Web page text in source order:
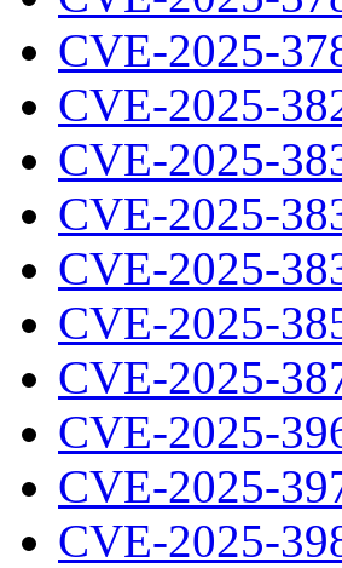
CVE-2025-
CVE-2025-
CVE-2025-
CVE-2025-
CVE-2025-
CVE-2025-
CVE-2025-
CVE-2025-
CVE-2025-
CVE-2025-